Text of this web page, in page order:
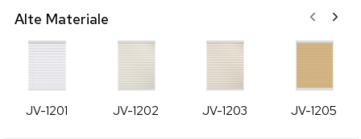
Alte Materiale
JV-1201 JV-1202 JV-1203 JV-1205